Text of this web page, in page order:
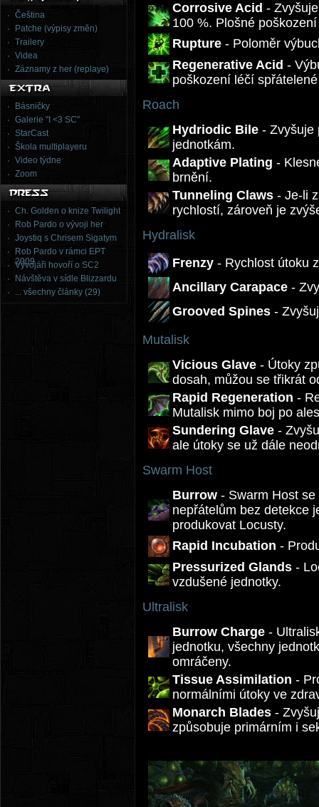
Čeština
Patche (výpisy změn)
Trailery
Videa
Záznamy z her (replaye)
Básničky
Galerie "I <3 SC"
StarCast
Škola multiplayeru
Video týdne
Zoom
Ch. Golden o knize Twilight
Rob Pardo o vývoji her
Joystiq s Chrisem Sigatym
Rob Pardo v rámci EPT
2009
Vývojáři hovoří o SC2
Návštěva v sídle Blizzardu
... všechny články (29)
Corrosive Acid -
100 %. Plošné
Rupture - Poloměr
Regenerative Acid -
poškození léčí
Roach
Hydriodic Bile - Zvyšuje
jednotkám.
Adaptive Plating -
brnění.
Tunneling Claws - Je-li
rychlostí, zároveň je
Hydralisk
Frenzy - Rychlost útoku
Ancillary Carapace -
Grooved Spines -
Mutalisk
Vicious Glave - Útoky
dosah, můžou se třikrát
Rapid Regeneration -
Mutalisk mimo boj po
Sundering Glave -
ale útoky se už dále
Swarm Host
Burrow - Swarm Host
nepřátelům bez detekce
produkovat Locusty.
Rapid Incubation -
Pressurized Glands -
vzdušené jednotky.
Ultralisk
Burrow Charge -
jednotku, všechny
omráčeny.
Tissue Assimilation -
normálními útoky ve
Monarch Blades -
způsobuje primárním i